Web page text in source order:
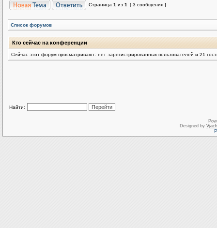
Страница 1 из 1 [ 3 сообщения ]
Список форумов
Кто сейчас на конференции
Сейчас этот форум просматривают: нет зарегистрированных пользователей и 21
Найти:
Designed by